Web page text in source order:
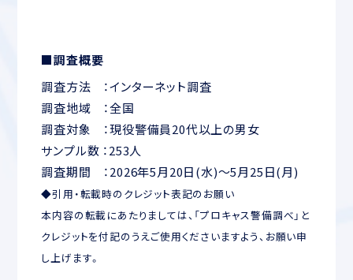
■調査概要
調査方法 ：インターネット調査
調査地域 ：全国
調査対象 ：現役警備員20代以上の男女
サンプル数 ：253人
調査期間 ：2026年5月20日(水)～5月25日(月)
◆引用・転載時のクレジット表記のお願い
本内容の転載にあたりましては、「プロキャス警備調べ」と
クレジットを付記のうえご使用くださいますよう、お願い申
し上げます。